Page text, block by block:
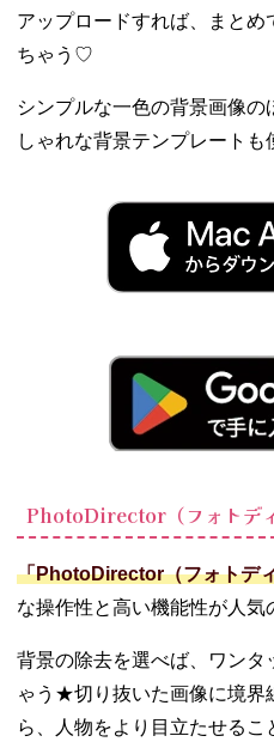
アップロードすれば、まとめ
ちゃう♡
シンプルな一色の背景画像
しゃれな背景テンプレート
PhotoDirector（フォトディ
「PhotoDirector（フォトデ
な操作性と高い機能性が人
背景の除去を選べば、ワンタ
ゃう★切り抜いた画像に境界
ら、人物をより目立たせるこ